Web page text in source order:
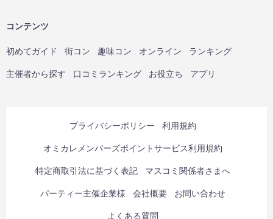
コンテンツ
初めてガイド 街コン 趣味コン オンライン ランキング
主催者から探す 口コミランキング お役立ち アプリ
プライバシーポリシー 利用規約
オミカレメンバーズポイントサービス利用規約
特定商取引法に基づく表記 マスコミ関係者さまへ
パーティー主催企業様 会社概要 お問い合わせ
よくある質問